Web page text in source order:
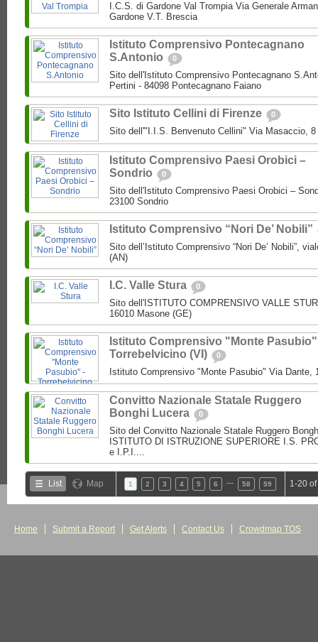
I.C.S. di Gardone Val Trompia Via Generale
Gardone V.T. Brescia
Istituto Comprensivo Pontecagnano
S.Antonio
0
Sito dell'Istituto Comprensivo Pontecagnano
Pertini - 84098 Pontecagnano Faiano
Sito Istituto Cellini di Firenze 0
Sito dell'"I.I.S. Benvenuto Cellini" Via Masaccio, 8
Istituto Comprensivo Paesi Orobici –
Sondrio
0
Sito dell'Istituto Comprensivo Paesi Orobici –
23100 Sondrio
Istituto Comprensivo “Nori De’ Nobili”
Sito dell’Istituto Comprensivo “Nori De’ Nobili”,
(AN)
I.C. Valle Stura 0
Sito dell'ISTITUTO COMPRENSIVO VALLE
16010 Masone (GE)
Istituto Comprensivo "Monte
Torrebelvicino (VI)
0
Istituto Comprensivo "Monte Pasubio" Via Dante,
Convitto Nazionale Statale Ruggero
Bonghi Lucera
0
Sito del Convitto Nazionale Statale Ruggero
ISTITUTO DI ISTRUZIONE SUPERIORE I.S.
e I.P.I....
List Map 1 2 3 4 5 6 58 59 1-20
Home Submit a Report Get Alerts Contact Us Crowdmap TOS